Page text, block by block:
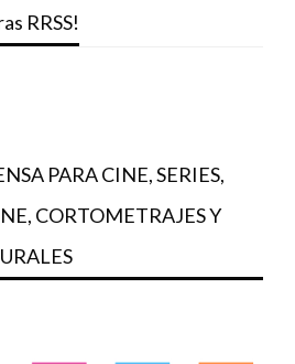
RRSS!
PARA CINE, SERIES,
CORTOMETRAJES Y